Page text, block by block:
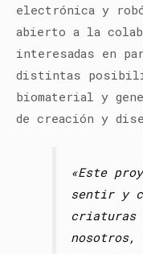
electrónica y
abierto a la
interesadas en
distintas
biomaterial y
de creación y
«Este
sentir y
criaturas
nosotros,